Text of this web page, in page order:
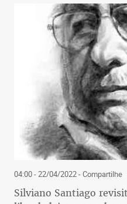
04:00 - 22/04/2022- Compartilhe
Silviano Santiago